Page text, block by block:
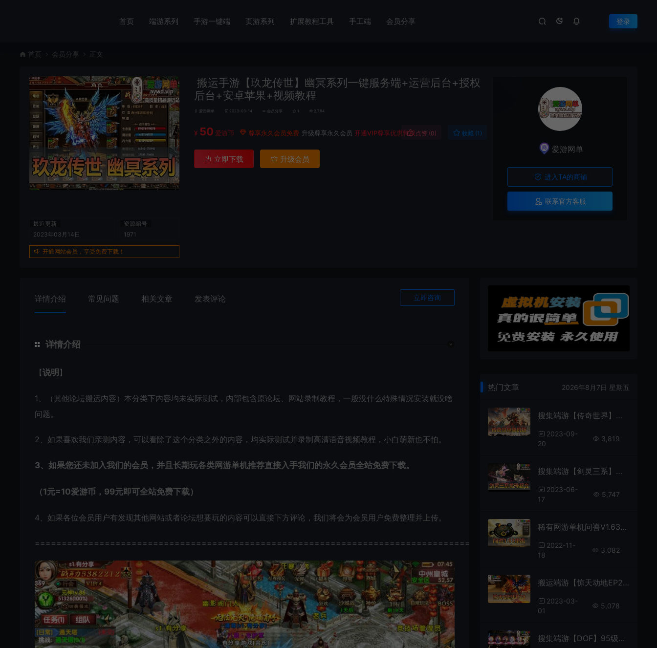
首页 端游系列 手游一键端 页游系列 扩展教程工具 手工端 会员分享 登录
首页 会员分享 正文
最近更新
2023年03月14日
资源编号
1971
开通网站会员，享受免费下载！
搬运手游【玖龙传世】幽冥系列一键服务端+运营后台+授权
后台+安卓苹果+视频教程
爱游网单 2023-03-14 会员分享 1 2,784
¥ 50 爱游币 尊享永久会员免费 升级尊享永久会员 开通VIP尊享优惠特权点赞 (0) 收藏 (1)
立即下载 升级会员
爱游网单
进入TA的商铺
联系官方客服
详情介绍 常见问题 相关文章 发表评论 立即咨询
详情介绍
【说明 】
1、（其他论坛搬运内容）本分类下内容均未实际测试，内部包含原论坛、网站录制教程，一般没什么特殊情况安装就没啥
问题。
2、如果喜欢我们亲测内容，可以看除了这个分类之外的内容，均实际测试并录制高清语音视频教程，小白萌新也不怕。
3、如果您还未加入我们的会员，并且长期玩各类网游单机推荐直接入手我们的永久会员全站免费下载。
（1元=10爱游币，99元即可全站免费下载）
4、如果各位会员用户有发现其他网站或者论坛想要玩的内容可以直接下方评论，我们将会为会员用户免费整理并上传。
===========================================================================================
热门文章 2026年8月7日 星期五
搜集端游【传奇世界】免虚拟机一键端复古极速版融合元神海底器魂法宝
2023-09-
20
3,819
搜集端游【剑灵三系】单机超变版龙珠完整版配套代码表和文本攻略 配套通用视频安装教程
2023-06-
17
5,747
稀有网游单机问噵V1.63单机版GM后台怀旧老游戏有兴趣的会员可以看看【未实测】
2022-11-
18
3,082
搬运端游【惊天动地EP29】某宝卖150的一个端-会员（星紫夜）分享-虚拟机端文本教程GM命令
2023-03-
01
5,078
搜集端游【DOF】95级鎏金仿官版女鬼剑影舞者忍者大转移双城镇GM后台网游单机版